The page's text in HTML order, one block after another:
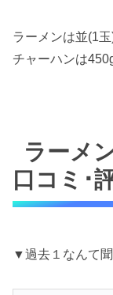
ラーメンは並(1
チャーハンは
ラーメ
口コミ･
▼過去１なんて